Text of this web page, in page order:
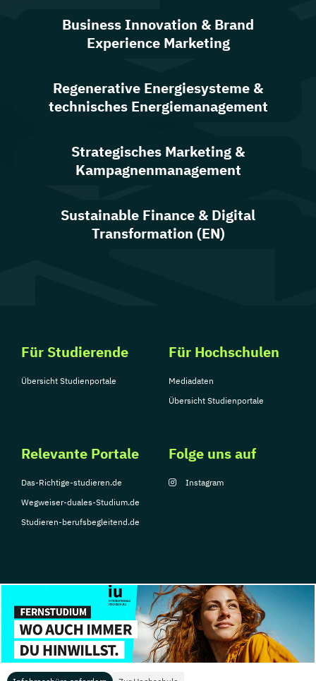
Business Innovation & Brand
Experience Marketing
Regenerative Energiesysteme &
technisches Energiemanagement
Strategisches Marketing &
Kampagnenmanagement
Sustainable Finance & Digital
Transformation (EN)
Für Studierende
Übersicht Studienportale
Für Hochschulen
Mediadaten
Übersicht Studienportale
Relevante Portale
Das-Richtige-studieren.de
Wegweiser-duales-Studium.de
Studieren-berufsbegleitend.de
Folge uns auf
Instagram
© Copyright 2026, TarGroup Media GmbH
Impressum
Über
uns
Datenschutzerklärung Nutzungsbedingungen